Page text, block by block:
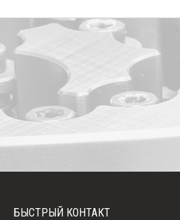
БЫСТРЫЙ КОНТАКТ